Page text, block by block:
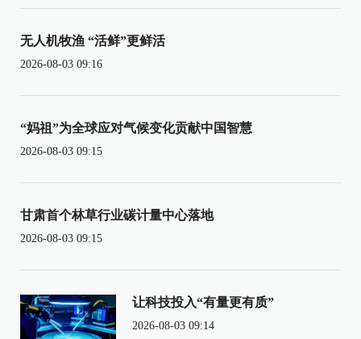
无人机牧渔 “活鲜”更鲜活
2026-08-03 09:16
“妈祖”为全球应对气候变化贡献中国智慧
2026-08-03 09:15
甘肃首个林草行业碳计量中心落地
2026-08-03 09:15
让科技投入“有量更有质”
2026-08-03 09:14